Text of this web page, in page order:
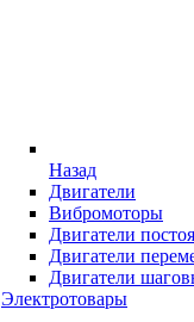
Назад
Двигатели
Вибромоторы
Двигатели
Двигатели
Двигатели
Электротовары